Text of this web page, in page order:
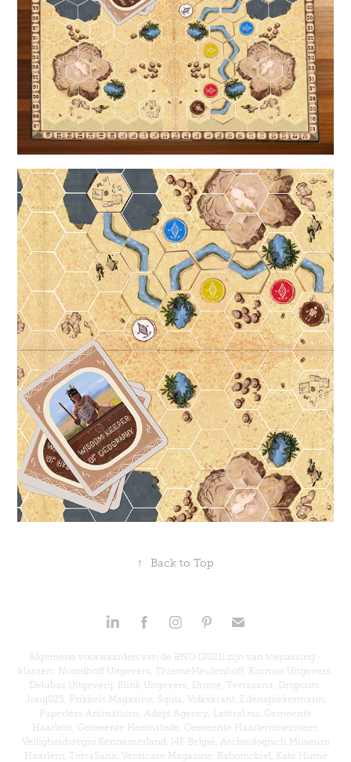
↑ Back to Top
Algemene voorwaarden van de BNO (2021) zijn van toepassing -
klanten: Noordhoff Uitgevers, ThiemeMeulenhoff, Kosmos Uitgevers,
Delubas Uitgeverij, Blink Uitgevers, Droste, Terrasana, Dropouts,
Jong023, Prikkels Magazine, Squla, Volkskrant, Edenspiekermann,
Paperless Animations, Adept Agency, Lateral.nu, Gemeente
Haarlem, Gemeente Heemstede, Gemeente Haarlemmermeer,
Veiligheidsregio Kennemerland, I4F België, Archeologisch Museum
Haarlem, TerraSana, Venticare Magazine, Rabomobiel, Kate Hume